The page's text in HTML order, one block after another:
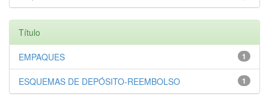
Título
1
EMPAQUES
1
ESQUEMAS DE DEPÓSITO-REEMBOLSO